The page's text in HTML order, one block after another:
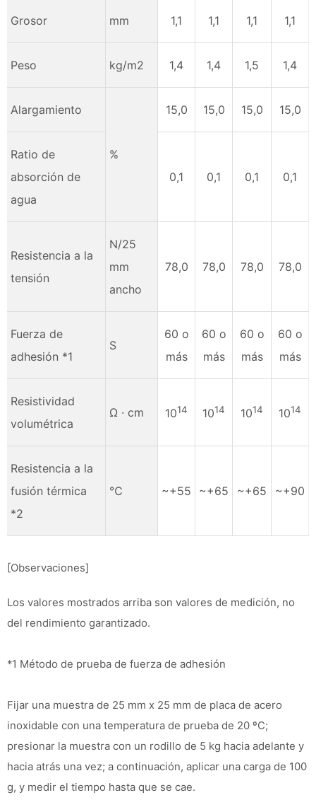
Grosor mm 1,1 1,1 1,1 1,1
Peso kg/m2 1,4 1,4 1,5 1,4
Alargamiento
%
15,0 15,0 15,0 15,0
Ratio de
absorción de
agua
0,1 0,1 0,1 0,1
Resistencia a la
tensión
N/25
mm
ancho
78,0 78,0 78,0 78,0
Fuerza de
adhesión *1
S
60 o
más
60 o
más
60 o
más
60 o
más
Resistividad
volumétrica
Ω · cm 1014 1014 1014 1014
Resistencia a la
fusión térmica
*2
℃ ~+55 ~+65 ~+65 ~+90
[Observaciones]
Los valores mostrados arriba son valores de medición, no
del rendimiento garantizado.
*1 Método de prueba de fuerza de adhesión
Fijar una muestra de 25 mm x 25 mm de placa de acero
inoxidable con una temperatura de prueba de 20 ºC;
presionar la muestra con un rodillo de 5 kg hacia adelante y
hacia atrás una vez; a continuación, aplicar una carga de 100
g, y medir el tiempo hasta que se cae.